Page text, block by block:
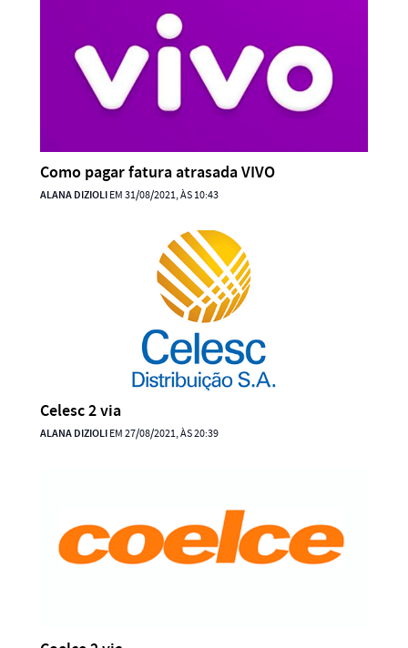
Como pagar fatura atrasada VIVO
ALANA DIZIOLIEM 31/08/2021, ÀS 10:43
Celesc 2 via
ALANA DIZIOLIEM 27/08/2021, ÀS 20:39